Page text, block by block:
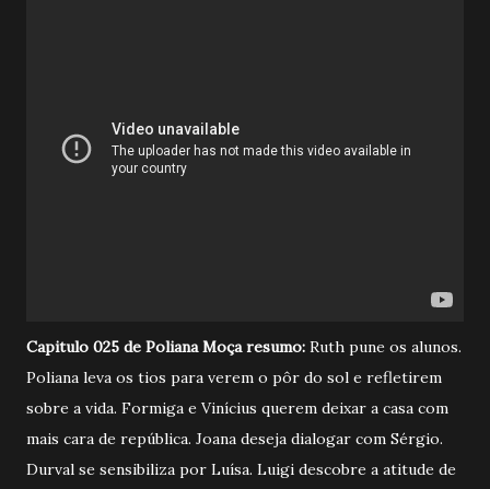
Capitulo 025 de Poliana Moça resumo: Ruth pune os alunos.
Poliana leva os tios para verem o pôr do sol e refletirem
sobre a vida. Formiga e Vinícius querem deixar a casa com
mais cara de república. Joana deseja dialogar com Sérgio.
Durval se sensibiliza por Luísa. Luigi descobre a atitude de